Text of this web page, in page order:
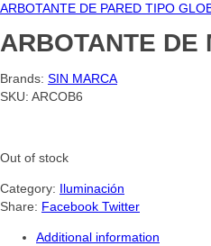
ARBOTANTE DE PARED TIPO
ARBOTANTE DE
Brands: SIN MARCA
SKU: ARCOB6
Out of stock
Category: Iluminación
Share: Facebook Twitter
Additional information